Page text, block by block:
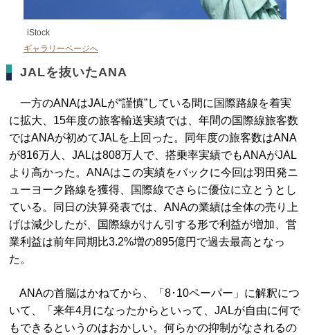
iStock
ギャラリーページへ
JALを抜いたANA
一方のANAはJALが“謹慎”している間に国際路線を着実
に拡大、15年度の旅客輸送実績では、年間の国際線旅客数
ではANAが初めてJALを上回った。同年度の旅客数はANA
が816万人、JALは808万人で、搭乗率実績でもANAがJAL
より高かった。ANAはこの実績をバックに今回は羽田発ニ
ューヨーク路線を獲得、国際線でさらに優位に立とうとし
ている。同日の決算発表では、ANAの業績は全体の売り上
げは減少したが、国際線がけん引する形で利益が増加、営
業利益は前年同期比3.2%増の895億円で過去最高となっ
た。
ANAの首脳はかねてから、「8･10ペーパー」に解釈につ
いて、「来年4月になったからといって、JALが自由に何で
もできるというのはおかしい。何らかの抑制がなされるの